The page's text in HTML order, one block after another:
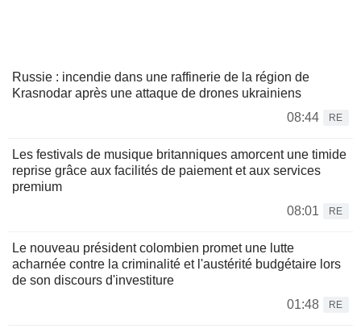
Russie : incendie dans une raffinerie de la région de
Krasnodar après une attaque de drones ukrainiens
08:44
RE
Les festivals de musique britanniques amorcent une timide
reprise grâce aux facilités de paiement et aux services
premium
08:01
RE
Le nouveau président colombien promet une lutte
acharnée contre la criminalité et l'austérité budgétaire lors
de son discours d'investiture
01:48
RE